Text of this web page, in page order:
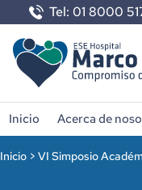
Tel: 01 8000
Inicio Acerca de
Inicio > VI Simposio